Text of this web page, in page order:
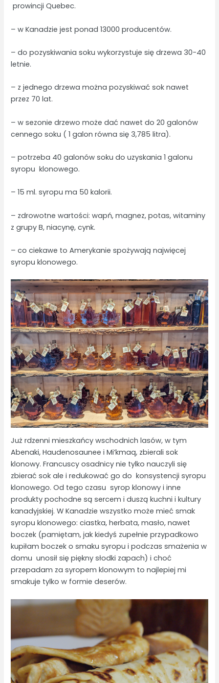
prowincji Quebec.
– w Kanadzie jest ponad 13000 producentów.
– do pozyskiwania soku wykorzystuje się drzewa 30-40
letnie.
– z jednego drzewa można pozyskiwać sok nawet
przez 70 lat.
– w sezonie drzewo może dać nawet do 20 galonów
cennego soku ( 1 galon równa się 3,785 litra).
– potrzeba 40 galonów soku do uzyskania 1 galonu
syropu klonowego.
– 15 ml. syropu ma 50 kalorii.
– zdrowotne wartości: wapń, magnez, potas, witaminy
z grupy B, niacynę, cynk.
– co ciekawe to Amerykanie spożywają najwięcej
syropu klonowego.
Już rdzenni mieszkańcy wschodnich lasów, w tym
Abenaki, Haudenosaunee i Mi’kmaq, zbierali sok
klonowy. Francuscy osadnicy nie tylko nauczyli się
zbierać sok ale i redukować go do konsystencji syropu
klonowego. Od tego czasu syrop klonowy i inne
produkty pochodne są sercem i duszą kuchni i kultury
kanadyjskiej. W Kanadzie wszystko może mieć smak
syropu klonowego: ciastka, herbata, masło, nawet
boczek (pamiętam, jak kiedyś zupełnie przypadkowo
kupiłam boczek o smaku syropu i podczas smażenia w
domu unosił się piękny słodki zapach) i choć
przepadam za syropem klonowym to najlepiej mi
smakuje tylko w formie deserów.